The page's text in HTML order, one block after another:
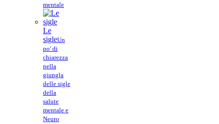
mentale
Le
sigleUn
po' di
chiarezza
nella
giungla
delle sigle
della
salute
mentale e
Neuro